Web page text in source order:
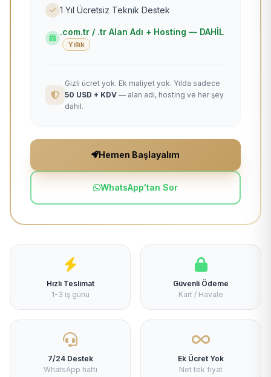
1 Yıl Ücretsiz Teknik Destek
.com.tr / .tr Alan Adı + Hosting — DAHİL
Yıllık
Gizli ücret yok. Ek maliyet yok. Yılda sadece
50 USD + KDV — alan adı, hosting ve her şey
dahil.
Hemen Başlayalım
WhatsApp'tan Sor
Hızlı Teslimat
1-3 iş günü
Güvenli Ödeme
Kart / Havale
7/24 Destek
WhatsApp hattı
Ek Ücret Yok
Net tek fiyat